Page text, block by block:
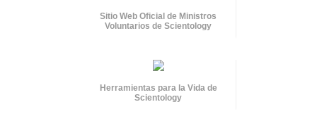
Sitio Web Oficial de Ministros
Voluntarios de Scientology
Herramientas para la Vida de
Scientology